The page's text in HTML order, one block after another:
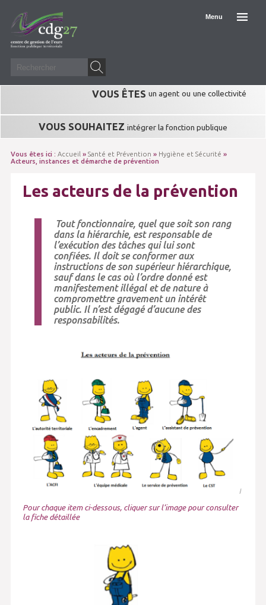
Menu
VOUS ÊTES un agent ou une collectivité
VOUS SOUHAITEZ intégrer la fonction publique
Vous êtes ici : Accueil » Santé et Prévention » Hygiène et Sécurité »
Acteurs, instances et démarche de prévention
Les acteurs de la prévention
Tout fonctionnaire, quel que soit son rang
dans la hiérarchie, est responsable de
l’exécution des tâches qui lui sont
confiées. Il doit se conformer aux
instructions de son supérieur hiérarchique,
sauf dans le cas où l’ordre donné est
manifestement illégal et de nature à
compromettre gravement un intérêt
public. Il n’est dégagé d’aucune des
responsabilités.
Pour chaque item ci-dessous, cliquer sur l’image pour consulter
la fiche détaillée